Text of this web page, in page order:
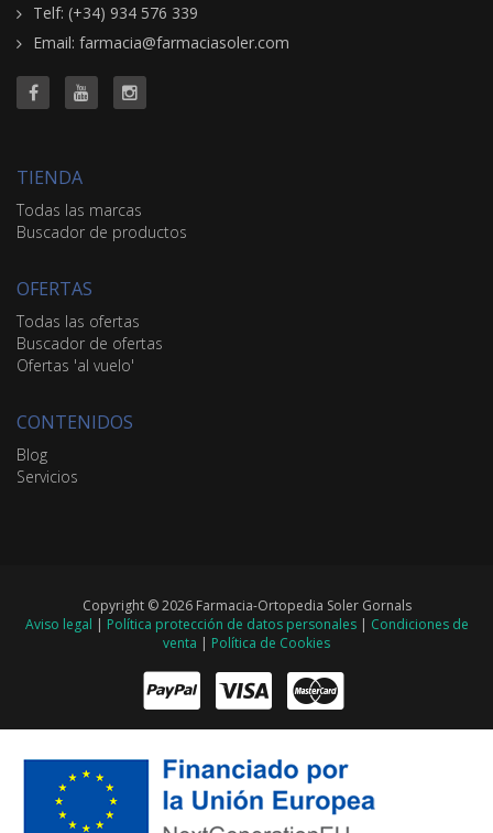
Telf: (+34) 934 576 339
Email: farmacia@farmaciasoler.com
TIENDA
Todas las marcas
Buscador de productos
OFERTAS
Todas las ofertas
Buscador de ofertas
Ofertas 'al vuelo'
CONTENIDOS
Blog
Servicios
Copyright © 2026 Farmacia-Ortopedia Soler Gornals
Aviso legal | Política protección de datos personales| Condiciones de
venta | Política de Cookies